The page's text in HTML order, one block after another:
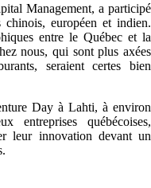
Management, a participé
chinois, européen et indien.
entre le Québec et la
nous, qui sont plus axées
seraient certes bien
Day à Lahti, à environ
entreprises québécoises,
leur innovation devant un